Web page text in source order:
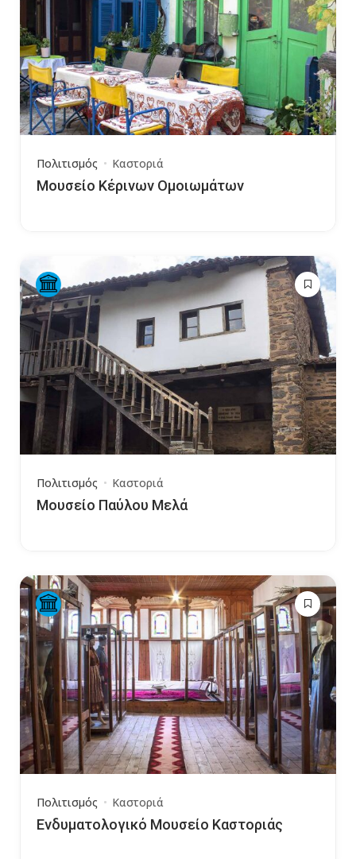
Πολιτισμός Καστοριά
Μουσείο Κέρινων Ομοιωμάτων
Πολιτισμός Καστοριά
Μουσείο Παύλου Μελά
Πολιτισμός Καστοριά
Ενδυματολογικό Μουσείο Καστοριάς